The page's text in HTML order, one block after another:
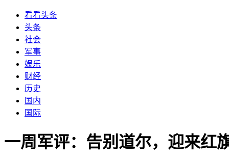
看看头条
头条
社会
军事
娱乐
财经
历史
国内
国际
一周军评：告别道尔，迎来红